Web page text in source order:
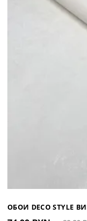
ОБОИ DECO